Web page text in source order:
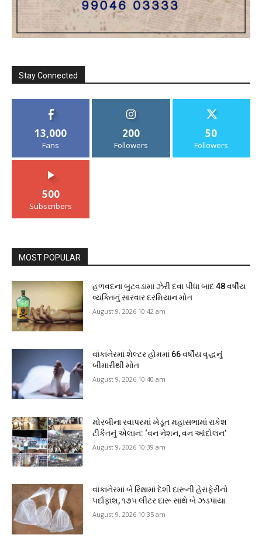
Stay Connected
13,000
Fans
200
Followers
50
Followers
500
Subscribers
MOST POPULAR
હળવદના બુટવડામાં ઝેરી દવા પીધા બાદ 48 વર્ષીય
વ્યક્તિનું સારવાર દરમિયાન મોત
August 9, 2026 10:42 am
વાંકાનેરમાં શેલ્ટર હોમમાં 66 વર્ષીય વૃદ્ધનું
બીમારીથી મોત
August 9, 2026 10:40 am
મોરબીના રવાપરમાં ખેડૂત મહાસભામાં રાકેશ
ટીકૈતનું એલાન: ‘વન નેશન, વન આંદોલન’
August 9, 2026 10:39 am
વાંકાનેરમાં બે રિક્ષામાં દેશી દારૂની હેરાફેરીનો
પર્દાફાશ, ૧૭૫ લીટર દારૂ સાથે બે ઝડપાયા
August 9, 2026 10:35 am